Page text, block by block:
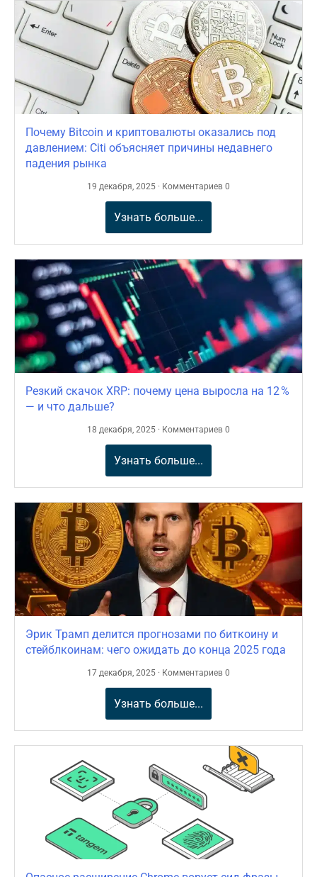
Почему Bitcoin и криптовалюты оказались под
давлением: Citi объясняет причины недавнего
падения рынка
19 декабря, 2025 · Комментариев 0
Узнать больше...
Резкий скачок XRP: почему цена выросла на 12 %
— и что дальше?
18 декабря, 2025 · Комментариев 0
Узнать больше...
Эрик Трамп делится прогнозами по биткоину и
стейблкоинам: чего ожидать до конца 2025 года
17 декабря, 2025 · Комментариев 0
Узнать больше...